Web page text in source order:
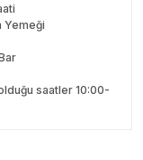
Yemeği
saatler 10:00-